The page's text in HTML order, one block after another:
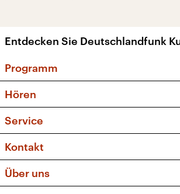
Entdecken Sie Deutschlandfunk
Programm
Sendungen und Podcasts
Musikliste
Kakadu – Das Kinderprogramm
Hören
Frequenzen (UKW + DAB+)
Service
FAQ
Apps
Newsletter
Kontakt
Social Media
Über uns